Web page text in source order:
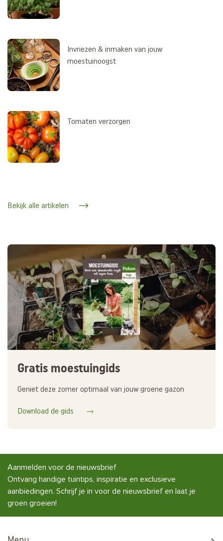
Invriezen & inmaken van jouw
moestuinoogst
Tomaten verzorgen
Bekijk alle artikelen
Gratis moestuingids
Geniet deze zomer optimaal van jouw groene gazon
Download de gids
Aanmelden voor de nieuwsbrief
Ontvang handige tuintips, inspiratie en exclusieve
aanbiedingen. Schrijf je in voor de nieuwsbrief en laat je
groen groeien!